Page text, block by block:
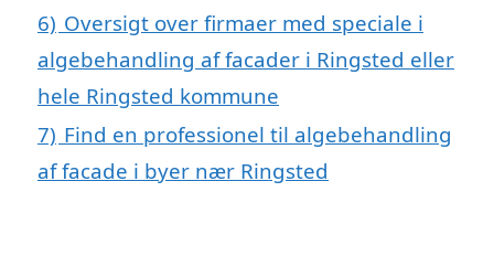
6) Oversigt over firmaer med speciale i
algebehandling af facader i Ringsted eller
hele Ringsted kommune
7) Find en professionel til algebehandling
af facade i byer nær Ringsted